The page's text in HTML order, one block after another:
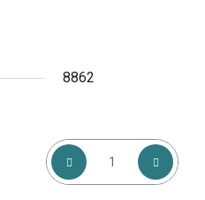
8862